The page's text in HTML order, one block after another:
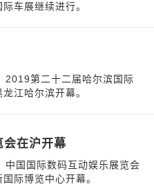
车展继续进行。
2019第二十二届哈尔滨国际
江哈尔滨开幕。
会在沪开幕
中国国际数码互动娱乐展览会
际博览中心开幕。